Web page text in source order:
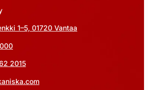
1–5, 01720 Vantaa
2015